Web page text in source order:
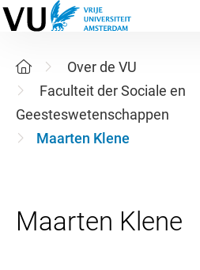
Over de VU
Faculteit der Sociale en
Geesteswetenschappen
Maarten Klene